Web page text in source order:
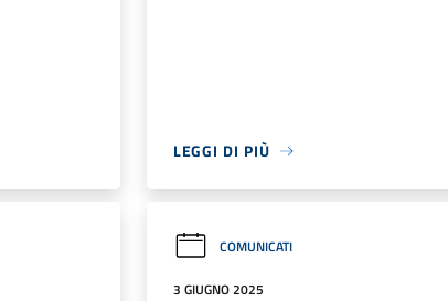
LEGGI DI PIÙ
COMUNICATI
3 GIUGNO 2025